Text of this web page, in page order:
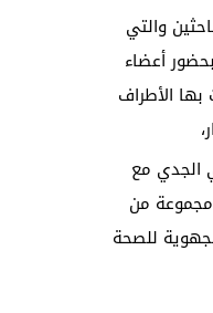
والتي
أعضاء
الأطراف
الجدي مع
مجموعة من
للصحة